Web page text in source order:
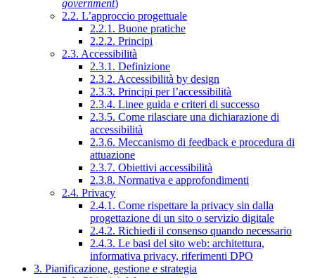
government)
2.2. L’approccio progettuale
2.2.1. Buone pratiche
2.2.2. Principi
2.3. Accessibilità
2.3.1. Definizione
2.3.2. Accessibilità by design
2.3.3. Principi per l’accessibilità
2.3.4. Linee guida e criteri di successo
2.3.5. Come rilasciare una dichiarazione di
accessibilità
2.3.6. Meccanismo di feedback e procedura di
attuazione
2.3.7. Obiettivi accessibilità
2.3.8. Normativa e approfondimenti
2.4. Privacy
2.4.1. Come rispettare la privacy sin dalla
progettazione di un sito o servizio digitale
2.4.2. Richiedi il consenso quando necessario
2.4.3. Le basi del sito web: architettura,
informativa privacy, riferimenti DPO
3. Pianificazione, gestione e strategia